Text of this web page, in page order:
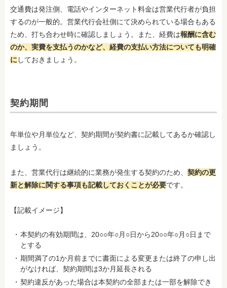
交通費は発注側、電話やインターネット料金は営業代行者が負担
するのが一般的。営業代行会社側にて決められている場合もある
ため、打ち合わせ時に確認しましょう。また、経費は報酬に含む
のか、実費を支払うのかなど、経費の支払い方法についても明確
に しておきましょう。
契約期間
年単位や月単位など、契約期間が契約書に記載してあるか確認し
ましょう。
また、営業代行は継続的に業務が発生する契約のため、 契約の更
新と解除に関する事項も記載しておくことが必要です。
【記載イメージ】
本契約の有効期間は、20○○年○月○日から20○○年○月○日まで
とする
期間満了の1か月前までに書面による変更または終了の申し出
がなければ、契約期間は3か月延長される
契約違反があった場合は本契約の全部または一部を解除でき